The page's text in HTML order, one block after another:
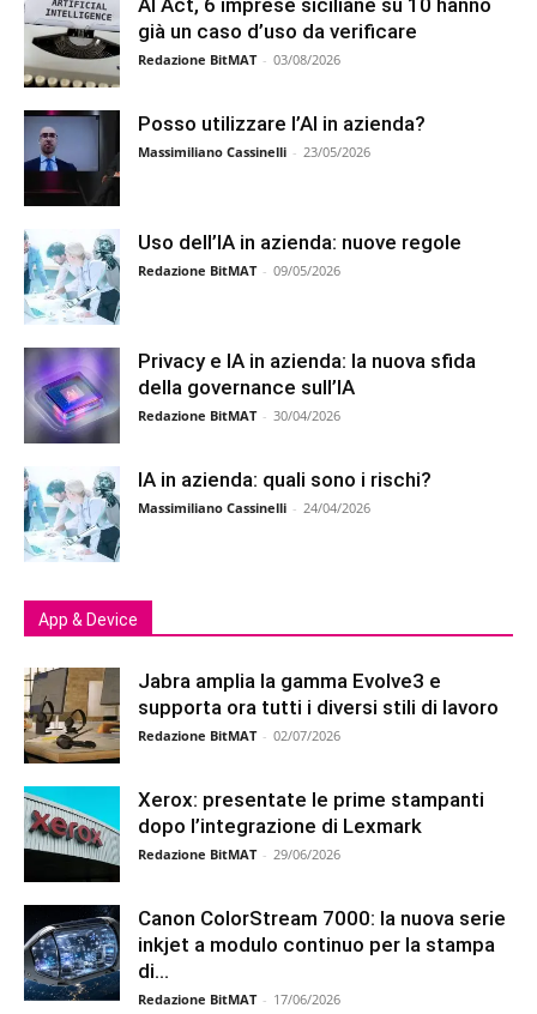
già un caso d’uso da verificare
Redazione BitMAT - 03/08/2026
Posso utilizzare l’AI in azienda?
Massimiliano Cassinelli - 23/05/2026
Uso dell’IA in azienda: nuove regole
Redazione BitMAT - 09/05/2026
Privacy e IA in azienda: la nuova sfida
della governance sull’IA
Redazione BitMAT - 30/04/2026
IA in azienda: quali sono i rischi?
Massimiliano Cassinelli - 24/04/2026
App & Device
Jabra amplia la gamma Evolve3 e
supporta ora tutti i diversi stili di lavoro
Redazione BitMAT - 02/07/2026
Xerox: presentate le prime stampanti
dopo l’integrazione di Lexmark
Redazione BitMAT - 29/06/2026
Canon ColorStream 7000: la nuova serie
inkjet a modulo continuo per la stampa
di...
Redazione BitMAT - 17/06/2026